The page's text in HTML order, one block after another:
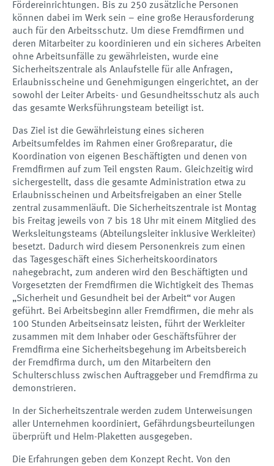
Fördereinrichtungen. Bis zu 250 zusätzliche Personen
können dabei im Werk sein – eine große Herausforderung
auch für den Arbeitsschutz. Um diese Fremdfirmen und
deren Mitarbeiter zu koordinieren und ein sicheres Arbeiten
ohne Arbeitsunfälle zu gewährleisten, wurde eine
Sicherheitszentrale als Anlaufstelle für alle Anfragen,
Erlaubnisscheine und Genehmigungen eingerichtet, an der
sowohl der Leiter Arbeits- und Gesundheitsschutz als auch
das gesamte Werksführungsteam beteiligt ist.
Das Ziel ist die Gewährleistung eines sicheren
Arbeitsumfeldes im Rahmen einer Großreparatur, die
Koordination von eigenen Beschäftigten und denen von
Fremdfirmen auf zum Teil engsten Raum. Gleichzeitig wird
sichergestellt, dass die gesamte Administration etwa zu
Erlaubnisscheinen und Arbeitsfreigaben an einer Stelle
zentral zusammenläuft. Die Sicherheitszentrale ist Montag
bis Freitag jeweils von 7 bis 18 Uhr mit einem Mitglied des
Werksleitungsteams (Abteilungsleiter inklusive Werkleiter)
besetzt. Dadurch wird diesem Personenkreis zum einen
das Tagesgeschäft eines Sicherheitskoordinators
nahegebracht, zum anderen wird den Beschäftigten und
Vorgesetzten der Fremdfirmen die Wichtigkeit des Themas
„Sicherheit und Gesundheit bei der Arbeit“ vor Augen
geführt. Bei Arbeitsbeginn aller Fremdfirmen, die mehr als
100 Stunden Arbeitseinsatz leisten, führt der Werkleiter
zusammen mit dem Inhaber oder Geschäftsführer der
Fremdfirma eine Sicherheitsbegehung im Arbeitsbereich
der Fremdfirma durch, um den Mitarbeitern den
Schulterschluss zwischen Auftraggeber und Fremdfirma zu
demonstrieren.
In der Sicherheitszentrale werden zudem Unterweisungen
aller Unternehmen koordiniert, Gefährdungsbeurteilungen
überprüft und Helm-Plaketten ausgegeben.
Die Erfahrungen geben dem Konzept Recht. Von den